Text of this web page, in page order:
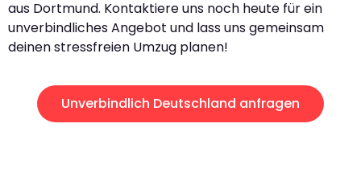
aus Dortmund. Kontaktiere uns noch heute für ein
unverbindliches Angebot und lass uns gemeinsam
deinen stressfreien Umzug planen!
Unverbindlich Deutschland anfragen